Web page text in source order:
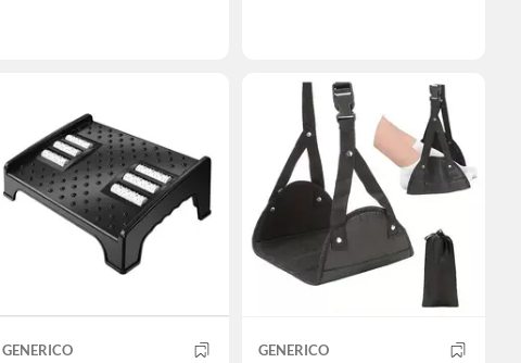
GENERICO GENERICO